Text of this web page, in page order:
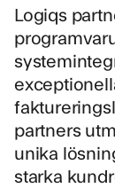
Logiqs
partners
unika
starka